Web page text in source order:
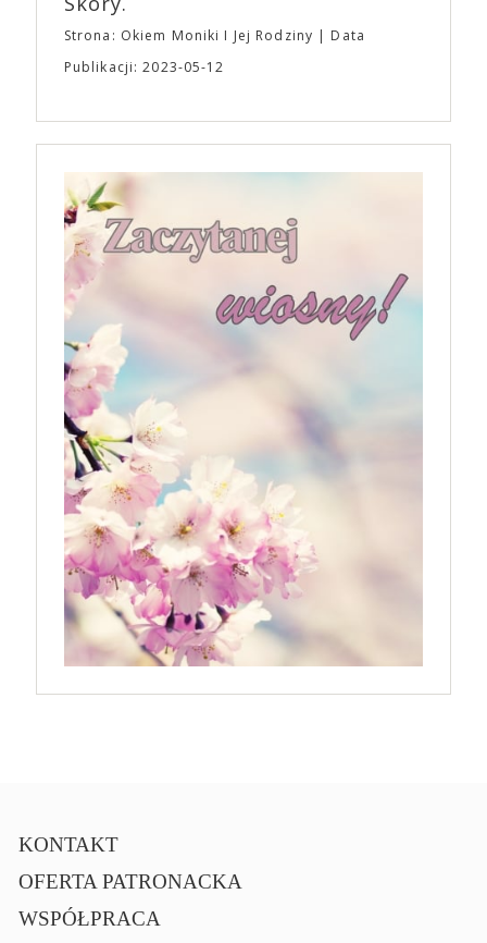
Strona: Okiem Moniki I Jej Rodziny
Data
Publikacji: 2023-05-12
KONTAKT
OFERTA PATRONACKA
WSPÓŁPRACA